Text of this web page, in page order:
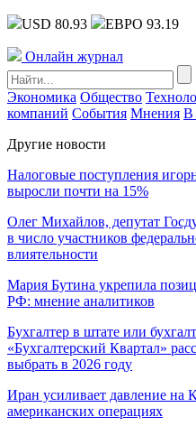
USD 80.93 ЕВРО 93.19
Онлайн журнал
Экономика Общество
компаний События Мнения В
Другие новости
Налоговые поступления
выросли почти на 15%
Олег Михайлов, депутат
в число участников
влиятельности
Мария Бутина укрепила
РФ: мнение аналитиков
Бухгалтер в штате или
«Бухгалтерский Квартал»
выбрать в 2026 году
Иран усиливает давление на
американских операциях